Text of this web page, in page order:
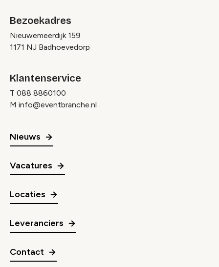
Bezoekadres
Nieuwemeerdijk 159
1171 NJ Badhoevedorp
Klantenservice
T 088 8860100
M info@eventbranche.nl
Nieuws
Vacatures
Locaties
Leveranciers
Contact